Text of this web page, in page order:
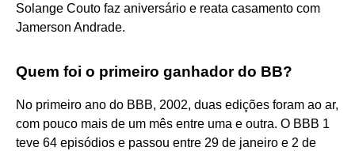
Solange Couto faz aniversário e reata casamento com
Jamerson Andrade.
Quem foi o primeiro ganhador do BB?
No primeiro ano do BBB, 2002, duas edições foram ao ar,
com pouco mais de um mês entre uma e outra. O BBB 1
teve 64 episódios e passou entre 29 de janeiro e 2 de